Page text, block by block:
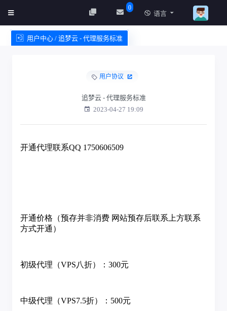
0
语言
用户中心 / 追梦云 - 代理服务标准
用户协议
追梦云 - 代理服务标准
2023-04-27 19:09